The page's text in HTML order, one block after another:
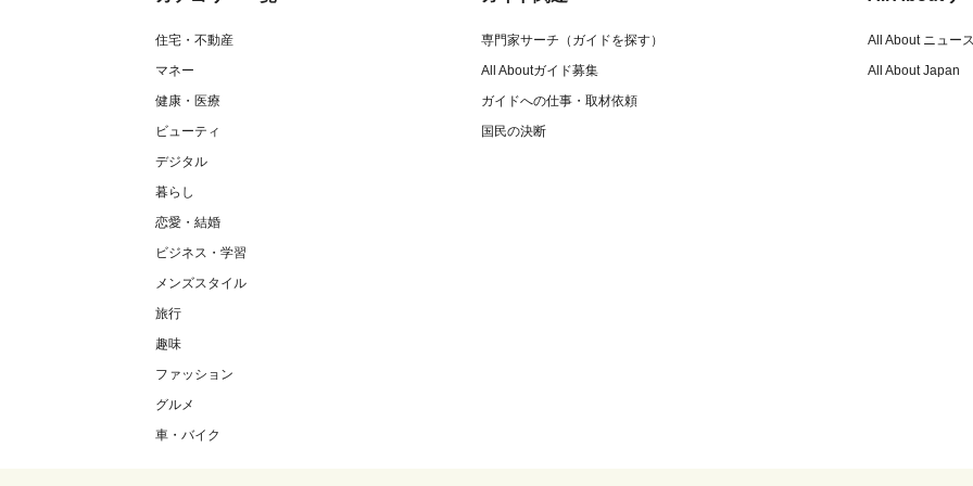
住宅・不動産
マネー
健康・医療
ビューティ
デジタル
暮らし
恋愛・結婚
ビジネス・学習
メンズスタイル
旅行
趣味
ファッション
グルメ
車・バイク
専門家サーチ（ガイドを探す）
All Aboutガイド募集
ガイドへの仕事・取材依頼
国民の決断
All About ニュー
All About Japan